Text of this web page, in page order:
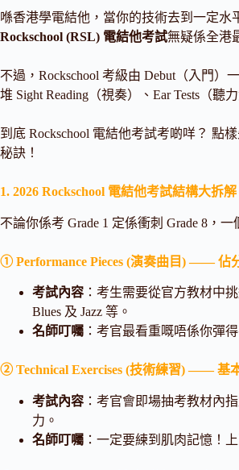
喺香港學電結他，當你的技術去到一定水
Rockschool (RSL) 電結他考試無疑係全港
不過，Rockschool 考級由 Debut（入門
堆 Sight Reading（視奏）、Ear Tests（
到底 Rockschool 電結他考試考啲咩？ 點
秘訣！
1. 2026 Rockschool 電結他考試結構大拆解
不論你係考 Grade 1 定係衝刺 Grade 8，
① Performance Pieces (演奏曲目) —— 佔
考試內容 ：考生需要從官方教材中
Blues 及 Jazz 等。
名師叮囑 ：考官最看重嘅唔係你彈
② Technical Exercises (技術練習) —— 基
考試內容 ：考官會即場抽考教材內
力。
名師叮囑 ：一定要練到肌肉記憶！